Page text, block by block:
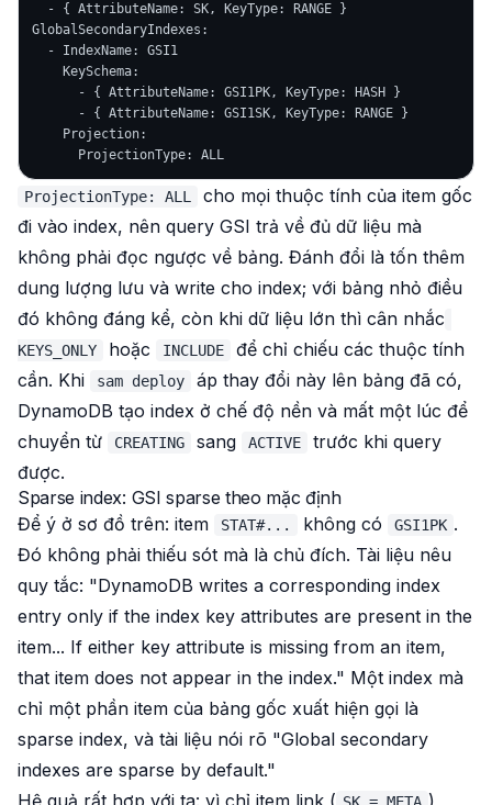
  - { AttributeName: SK, KeyType: RANGE }
GlobalSecondaryIndexes:
  - IndexName: GSI1
    KeySchema:
      - { AttributeName: GSI1PK, KeyType: HASH }
      - { AttributeName: GSI1SK, KeyType: RANGE }
    Projection:
ProjectionType: ALL
cho mọi thuộc tính của item gốc
đi vào index, nên query GSI trả về đủ dữ liệu mà
không phải đọc ngược về bảng. Đánh đổi là tốn thêm
dung lượng lưu và write cho index; với bảng nhỏ điều
đó không đáng kể, còn khi dữ liệu lớn thì cân nhắc
KEYS_ONLY hoặc INCLUDE
để chỉ chiếu các thuộc tính
cần. Khi
sam deploy
áp thay đổi này lên bảng đã có,
DynamoDB tạo index ở chế độ nền và mất một lúc để
chuyển từ
CREATING sang ACTIVE
trước khi query
được.
Sparse index: GSI sparse theo mặc định
Để ý ở sơ đồ trên: item
STAT#... không có GSI1PK .
Đó không phải thiếu sót mà là chủ đích. Tài liệu nêu
quy tắc: "DynamoDB writes a corresponding index
entry only if the index key attributes are present in the
item... If either key attribute is missing from an item,
that item does not appear in the index." Một index mà
chỉ một phần item của bảng gốc xuất hiện gọi là
sparse index, và tài liệu nói rõ "Global secondary
indexes are sparse by default."
Hệ quả rất hợp với ta: vì chỉ item link (
)